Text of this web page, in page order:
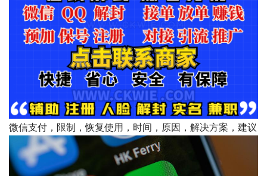
微信支付，限制，恢复使用，时间，原因，解决方案，建议